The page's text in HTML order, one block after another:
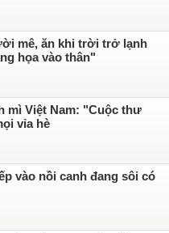
mê, ăn khi trời trở lạnh
họa vào thân"
mì Việt Nam: "Cuộc thư
vỉa hè
vào nồi canh đang sôi có